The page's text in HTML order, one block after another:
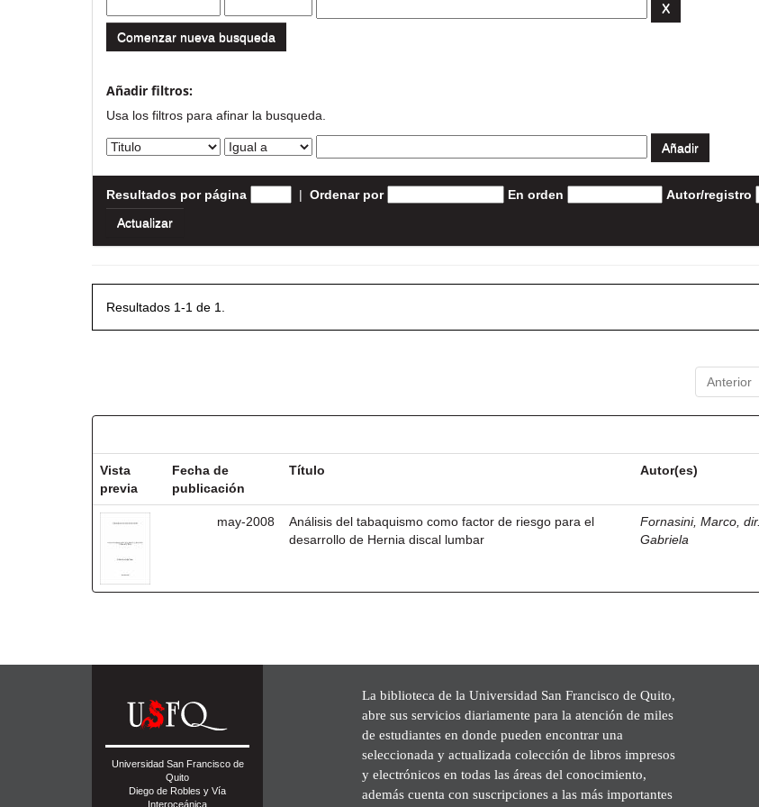
Comenzar nueva busqueda
Añadir filtros:
Usa los filtros para afinar la busqueda.
Resultados por página | Ordenar por En orden Autor/registro
Resultados 1-1 de 1.
Anterior
Vista
previa
Fecha de
publicación
Título Autor(es)
may-2008
Análisis del tabaquismo como factor de riesgo para el
desarrollo de Hernia discal lumbar
Fornasini, Marco, dir.
Gabriela
Universidad San Francisco de
Quito
Diego de Robles y Vía
Interoceánica
La biblioteca de la Universidad San Francisco de Quito,
abre sus servicios diariamente para la atención de miles
de estudiantes en donde pueden encontrar una
seleccionada y actualizada colección de libros impresos
y electrónicos en todas las áreas del conocimiento,
además cuenta con suscripciones a las más importantes